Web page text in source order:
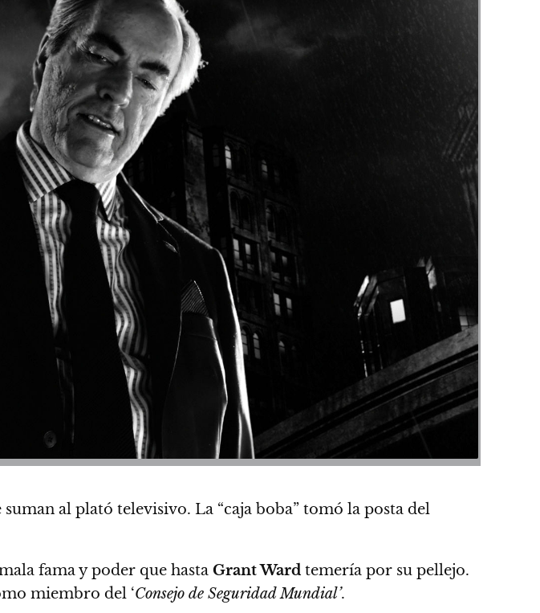
al plató televisivo. La “caja boba” tomó la posta del
fama y poder que hasta Grant Ward temería por su pellejo.
miembro del ‘Consejo de Seguridad Mundial’.